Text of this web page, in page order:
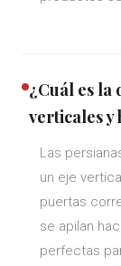
¿Cuál es la
verticales y
Las
un eje
puertas
se apilan
perfectas